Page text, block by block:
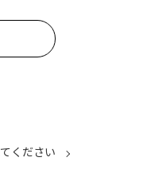
ください